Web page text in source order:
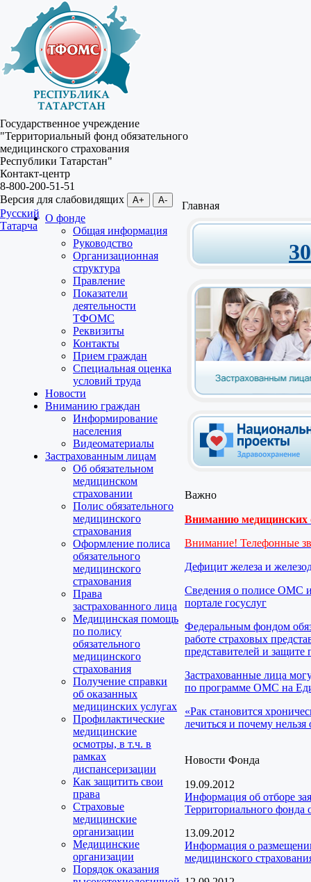
Государственное учреждение
"Территориальный фонд обязательного
медицинского страхования
Республики Татарстан"
Контакт-центр
8-800-200-51-51
Версия для слабовидящих
A+ A-
Русский
Татарча
О фонде
Общая информация
Руководство
Организационная
структура
Правление
Показатели
деятельности
ТФОМС
Реквизиты
Контакты
Прием граждан
Специальная оценка
условий труда
Новости
Вниманию граждан
Информирование
населения
Видеоматериалы
Застрахованным лицам
Об обязательном
медицинском
страховании
Полис обязательного
медицинского
страхования
Оформление полиса
обязательного
медицинского
страхования
Права
застрахованного лица
Медицинская помощь
по полису
обязательного
медицинского
страхования
Получение справки
об оказанных
медицинских услугах
Профилактические
медицинские
осмотры, в т.ч. в
рамках
диспансеризации
Как защитить свои
права
Страховые
медицинские
организации
Медицинские
организации
Порядок оказания
Главная
Важно
Вниманию медицинских
Внимание! Телефонные
Дефицит железа и
Сведения о полисе ОМС
портале госуслуг
Федеральным фондом
работе страховых
представителей и защите
Застрахованные лица
по программе ОМС на
«Рак становится
лечиться и почему нельзя
Новости Фонда
19.09.2012
Информация об отборе
Территориального фонда
13.09.2012
Информация о
медицинского